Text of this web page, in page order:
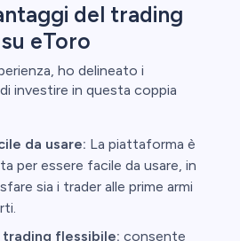
del trading
eToro
ho delineato i
investire in questa coppia
da usare: La piattaforma è
per essere facile da usare, in
sia i trader alle prime armi
trading flessibile: consente